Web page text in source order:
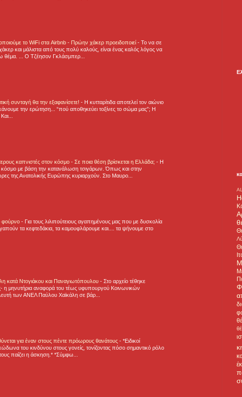
το WiFi στα Airbnb - Πρώην χάκερ προειδοποιεί- Το να σε
και μάλιστα από τους πολύ καλούς, είναι ένας καλός λόγος να
θέμα. ... Ο Τζέησον Γκλάσμπερ...
συνταγή θα την εξαφανίσετε! - H κυτταρίτιδα αποτελεί τον αιώνιο
την ερώτηση... “πού αποθηκεύει τοξίνες το σώμα μας”; Η
καπνιστές στον κόσμο - Σε ποια θέση βρίσκεται η Ελλάδα; - Η
με βάση την κατανάλωση τσιγάρων. Όπως και στην
της Ανατολικής Ευρώπης κυριαρχούν. Στο Μαυρο...
φούρνο - Για τους λιλιπούτειους αγαπημένους μας που με δυσκολία
τα κεφτεδάκια, τα καμουφλάρουμε και.... τα ψήνουμε στο
κατά Ντογιάκου και Παναγιωτόπουλου - Στο αρχείο τέθηκε
μηνυτήρια αναφορά του τέως υφυπουργού Κοινωνικών
των ΑΝΕΛ Παύλου Χαϊκάλη σε βάρ...
για έναν στους πέντε πρόωρους θανάτους - *Ειδικοί
του κινδύνου στους γονείς, τονίζοντας πόσο σημαντικό ρόλο
παίζει η άσκηση.* *Σύμφω...